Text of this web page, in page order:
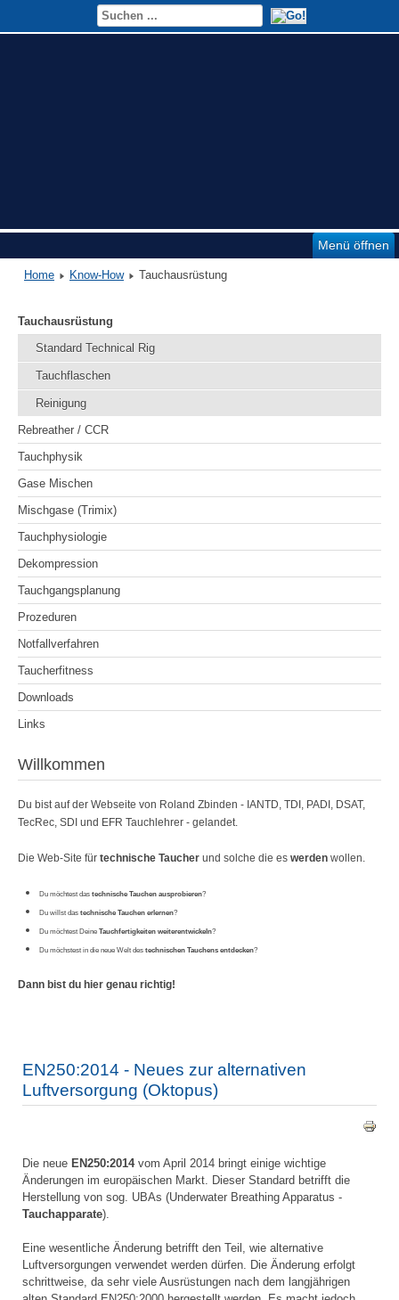
Menü öffnen
Home Know-How Tauchausrüstung
Tauchausrüstung
Standard Technical Rig
Tauchflaschen
Reinigung
Rebreather / CCR
Tauchphysik
Gase Mischen
Mischgase (Trimix)
Tauchphysiologie
Dekompression
Tauchgangsplanung
Prozeduren
Notfallverfahren
Taucherfitness
Downloads
Links
Willkommen
Du bist auf der Webseite von Roland Zbinden - IANTD, TDI, PADI, DSAT,
TecRec, SDI und EFR Tauchlehrer - gelandet.
Die Web-Site für technische Taucher und solche die es werden wollen.
Du möchtest das technische Tauchen ausprobieren?
Du willst das technische Tauchen erlernen?
Du möchtest Deine Tauchfertigkeiten weiterentwickeln?
Du möchstest in die neue Welt des technischen Tauchens entdecken?
Dann bist du hier genau richtig!
EN250:2014 - Neues zur alternativen
Luftversorgung (Oktopus)
Die neue EN250:2014vom April 2014 bringt einige wichtige
Änderungen im europäischen Markt. Dieser Standard betrifft die
Herstellung von sog. UBAs (Underwater Breathing Apparatus -
Tauchapparate).
Eine wesentliche Änderung betrifft den Teil, wie alternative
Luftversorgungen verwendet werden dürfen. Die Änderung erfolgt
schrittweise, da sehr viele Ausrüstungen nach dem langjährigen